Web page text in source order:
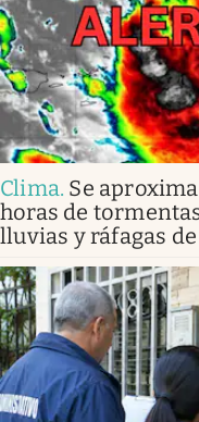
Clima. Se
horas de
lluvias y ráfagas